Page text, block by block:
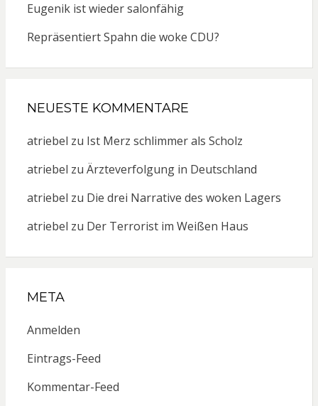
Eugenik ist wieder salonfähig
Repräsentiert Spahn die woke CDU?
NEUESTE KOMMENTARE
atriebel zu Ist Merz schlimmer als Scholz
atriebel zu Ärzteverfolgung in Deutschland
atriebel zu Die drei Narrative des woken Lagers
atriebel zu Der Terrorist im Weißen Haus
META
Anmelden
Eintrags-Feed
Kommentar-Feed